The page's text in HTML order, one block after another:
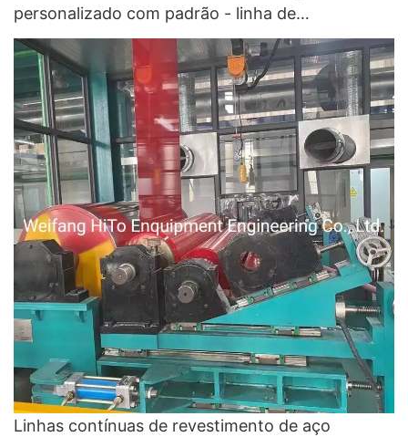
personalizado com padrão - linha de
recuperação de cores e linha de revestimento de
cores
Linhas contínuas de revestimento de aço